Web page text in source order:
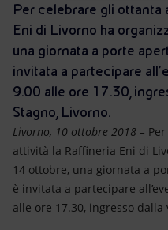
Energia accessibile
Innovazione
Scenari energetici
Per celebrare gli ottanta
Eni di Livorno ha
una giornata a porte
invitata a partecipare
9.00 alle ore 17.30,
Stagno, Livorno.
Livorno, 10 ottobre 2018 –
attività la Raffineria Eni di
14 ottobre, una giornata a
è invitata a partecipare
alle ore 17.30, ingresso dalla